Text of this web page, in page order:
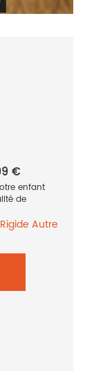
€
enfant
de
Rigide Autre